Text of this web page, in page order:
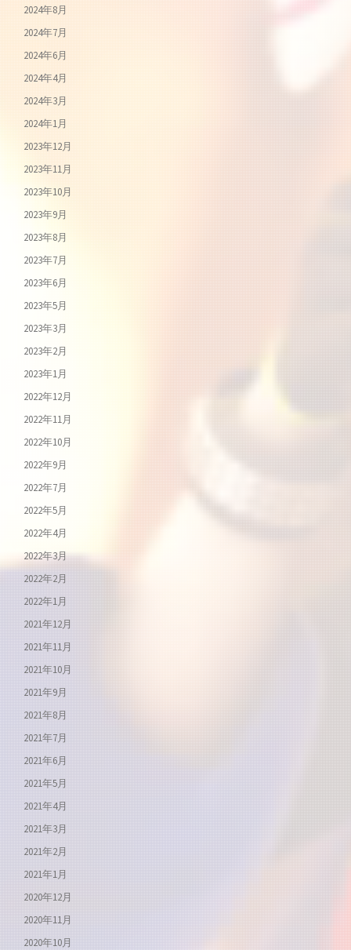
2024年8月
2024年7月
2024年6月
2024年4月
2024年3月
2024年1月
2023年12月
2023年11月
2023年10月
2023年9月
2023年8月
2023年7月
2023年6月
2023年5月
2023年3月
2023年2月
2023年1月
2022年12月
2022年11月
2022年10月
2022年9月
2022年7月
2022年5月
2022年4月
2022年3月
2022年2月
2022年1月
2021年12月
2021年11月
2021年10月
2021年9月
2021年8月
2021年7月
2021年6月
2021年5月
2021年4月
2021年3月
2021年2月
2021年1月
2020年12月
2020年11月
2020年10月